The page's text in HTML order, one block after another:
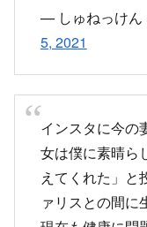
— しゅねっけん
5, 2021
インスタに今の
女は僕に素晴ら
えてくれた」と
ァリスとの間に